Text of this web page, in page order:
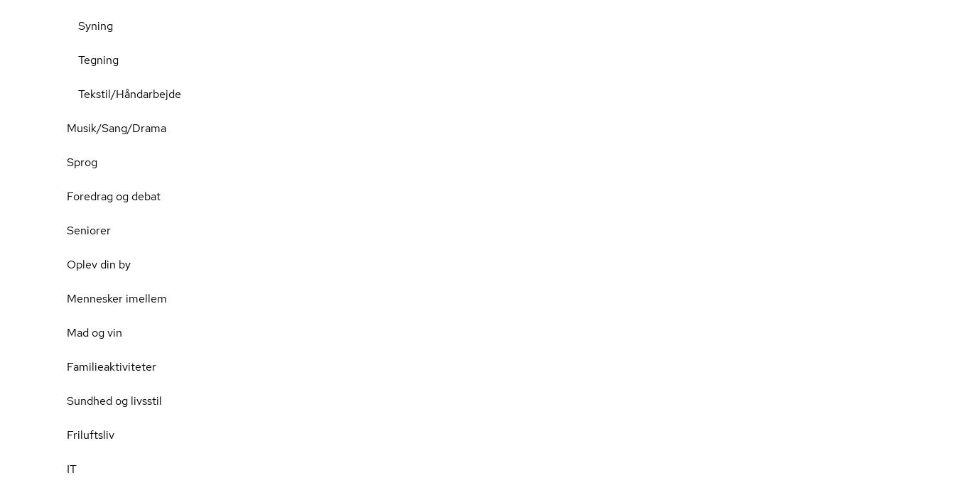
Syning
Tegning
Tekstil/Håndarbejde
Musik/Sang/Drama
Sprog
Foredrag og debat
Seniorer
Oplev din by
Mennesker imellem
Mad og vin
Familieaktiviteter
Sundhed og livsstil
Friluftsliv
IT